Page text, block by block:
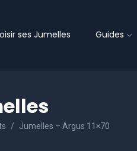
ses Jumelles Guides
Jumelles – Argus 11×70